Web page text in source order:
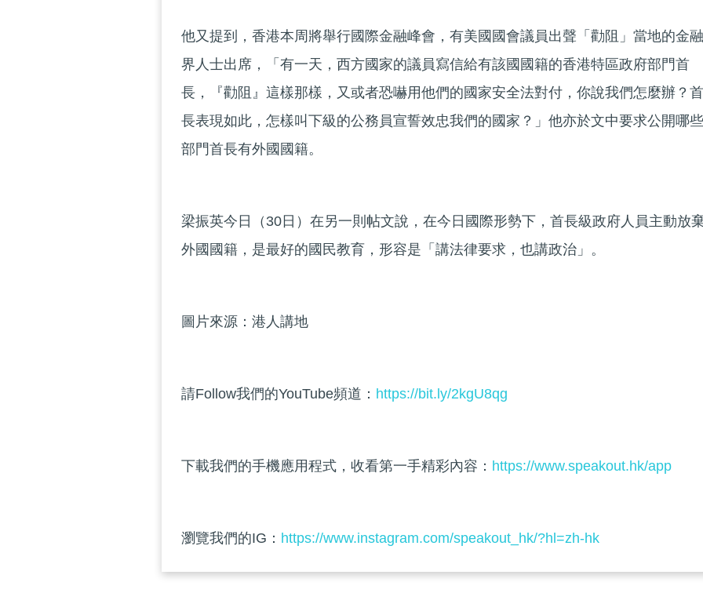
他又提到，香港本周將舉行國際金融峰會，有美國國會議員出聲「勸阻」當地的金融
界人士出席，「有一天，西方國家的議員寫信給有該國國籍的香港特區政府部門首
長，『勸阻』這樣那樣，又或者恐嚇用他們的國家安全法對付，你說我們怎麼辦？首
長表現如此，怎樣叫下級的公務員宣誓效忠我們的國家？」他亦於文中要求公開哪些
部門首長有外國國籍。
梁振英今日（30日）在另一則帖文說，在今日國際形勢下，首長級政府人員主動放
外國國籍，是最好的國民教育，形容是「講法律要求，也講政治」。
圖片來源：港人講地
請Follow我們的YouTube頻道： https://bit.ly/2kgU8qg
下載我們的手機應用程式，收看第一手精彩內容： https://www.speakout.hk/app
瀏覽我們的IG： https://www.instagram.com/speakout_hk/?hl=zh-hk